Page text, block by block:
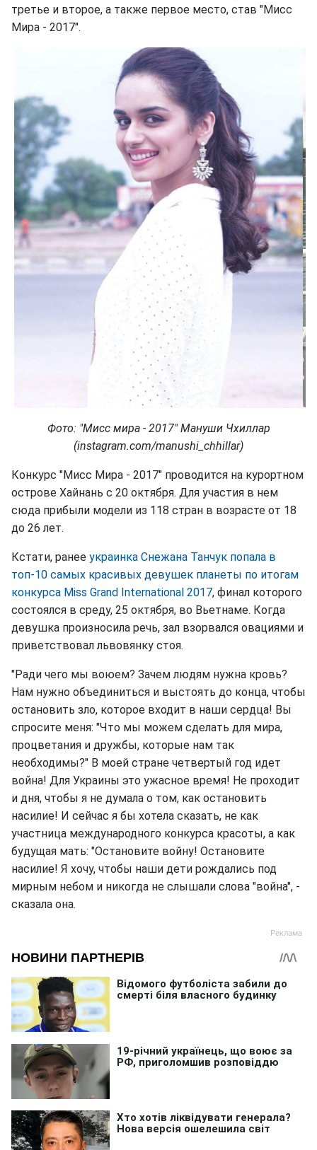
третье и второе, а также первое место, став "Мисс
Мира - 2017".
Фото: "Мисс мира - 2017" Мануши Чхиллар
(instagram.com/manushi_chhillar)
Конкурс "Мисс Мира - 2017" проводится на курортном
острове Хайнань с 20 октября. Для участия в нем
сюда прибыли модели из 118 стран в возрасте от 18
до 26 лет.
Кстати, ранее украинка Снежана Танчук попала в
топ-10 самых красивых девушек планеты по итогам
конкурса Miss Grand International 2017, финал которого
состоялся в среду, 25 октября, во Вьетнаме. Когда
девушка произносила речь, зал взорвался овациями и
приветствовал львовянку стоя.
"Ради чего мы воюем? Зачем людям нужна кровь?
Нам нужно объединиться и выстоять до конца, чтобы
остановить зло, которое входит в наши сердца! Вы
спросите меня: "Что мы можем сделать для мира,
процветания и дружбы, которые нам так
необходимы?" В моей стране четвертый год идет
война! Для Украины это ужасное время! Не проходит
и дня, чтобы я не думала о том, как остановить
насилие! И сейчас я бы хотела сказать, не как
участница международного конкурса красоты, а как
будущая мать: "Остановите войну! Остановите
насилие! Я хочу, чтобы наши дети рождались под
мирным небом и никогда не слышали слова "война", -
сказала она.